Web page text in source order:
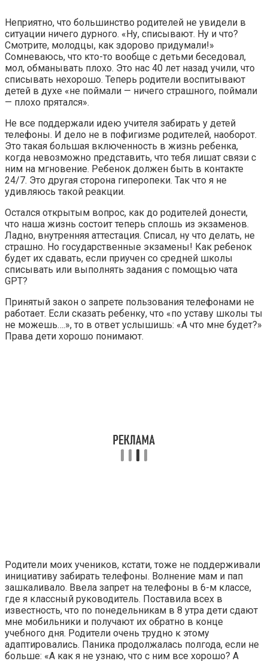
Неприятно, что большинство родителей не увидели в
ситуации ничего дурного. «Ну, списывают. Ну и что?
Смотрите, молодцы, как здорово придумали!»
Сомневаюсь, что кто-то вообще с детьми беседовал,
мол, обманывать плохо. Это нас 40 лет назад учили, что
списывать нехорошо. Теперь родители воспитывают
детей в духе «не поймали — ничего страшного, поймали
— плохо прятался».
Не все поддержали идею учителя забирать у детей
телефоны. И дело не в пофигизме родителей, наоборот.
Это такая большая включенность в жизнь ребенка,
когда невозможно представить, что тебя лишат связи с
ним на мгновение. Ребенок должен быть в контакте
24/7. Это другая сторона гиперопеки. Так что я не
удивляюсь такой реакции.
Остался открытым вопрос, как до родителей донести,
что наша жизнь состоит теперь сплошь из экзаменов.
Ладно, внутренняя аттестация. Списал, ну что делать, не
страшно. Но государственные экзамены! Как ребенок
будет их сдавать, если приучен со средней школы
списывать или выполнять задания с помощью чата
GPT?
Принятый закон о запрете пользования телефонами не
работает. Если сказать ребенку, что «по уставу школы ты
не можешь….», то в ответ услышишь: «А что мне будет?»
Права дети хорошо понимают.
Родители моих учеников, кстати, тоже не поддерживали
инициативу забирать телефоны. Волнение мам и пап
зашкаливало. Ввела запрет на телефоны в 6-м классе,
где я классный руководитель. Поставила всех в
известность, что по понедельникам в 8 утра дети сдают
мне мобильники и получают их обратно в конце
учебного дня. Родители очень трудно к этому
адаптировались. Паника продолжалась полгода, если не
больше: «А как я не узнаю, что с ним все хорошо? А